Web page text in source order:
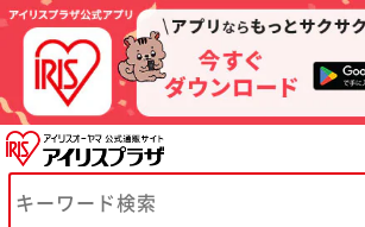
※ご確認ください